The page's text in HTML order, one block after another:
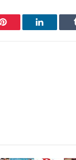
Pinterest LinkedIn